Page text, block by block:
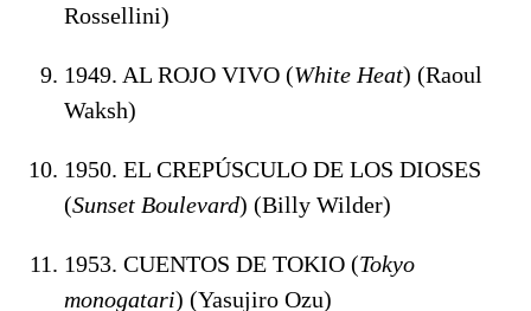
Rossellini)
1949. AL ROJO VIVO (White Heat) (Raoul
Waksh)
1950. EL CREPÚSCULO DE LOS DIOSES
(Sunset Boulevard) (Billy Wilder)
1953. CUENTOS DE TOKIO (Tokyo
monogatari) (Yasujiro Ozu)